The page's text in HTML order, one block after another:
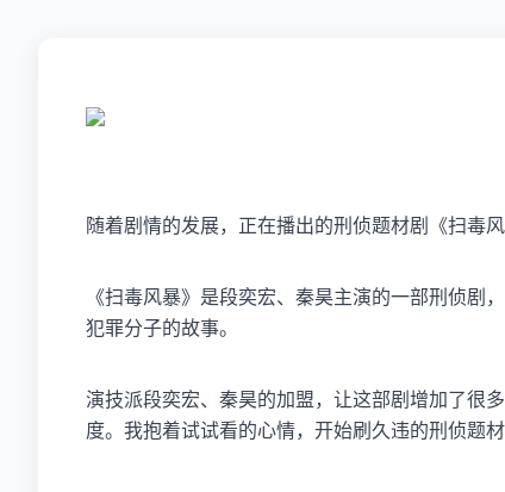
随着剧情的发展，正在播出的刑侦题材剧《扫毒
《扫毒风暴》是段奕宏、秦昊主演的一部刑侦
犯罪分子的故事。
演技派段奕宏、秦昊的加盟，让这部剧增加了很
度。我抱着试试看的心情，开始刷久违的刑侦题